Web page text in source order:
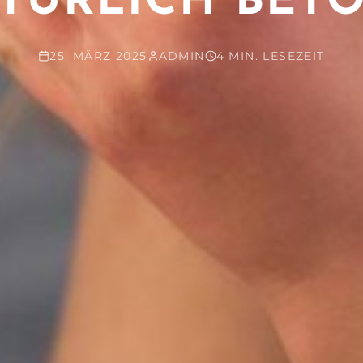
25. MÄRZ 2025 ADMIN 4 MIN. LESEZEIT